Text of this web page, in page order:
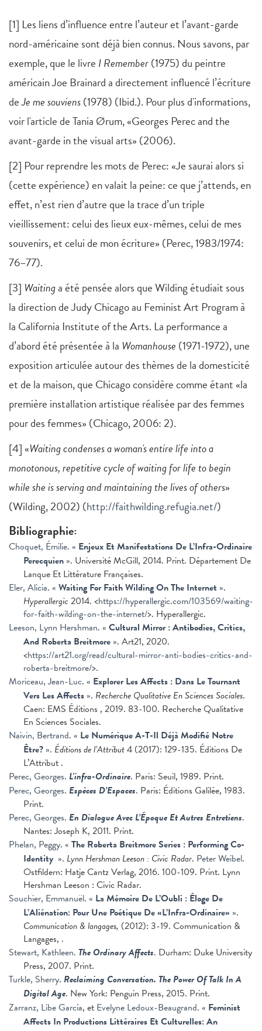
[1] Les liens d’influence entre l’auteur et l’avant-garde
nord-américaine sont déjà bien connus. Nous savons, par
exemple, que le livre I Remember(1975) du peintre
américain Joe Brainard a directement influencé l’écriture
deJe me souviens(1978) (Ibid.). Pour plus d'informations,
voir l'article de Tania Ørum, «Georges Perec and the
avant-garde in the visual arts» (2006).
[2] Pour reprendre les mots de Perec: «Je saurai alors si
(cette expérience) en valait la peine: ce que j’attends, en
effet, n’est rien d’autre que la trace d’un triple
vieillissement: celui des lieux eux-mêmes, celui de mes
souvenirs, et celui de mon écriture» (Perec, 1983/1974:
76–77).
[3] Waitinga été pensée alors que Wilding étudiait sous
la direction de Judy Chicago au Feminist Art Program à
la California Institute of the Arts. La performance a
d’abord été présentée à la Womanhouse (1971-1972), une
exposition articulée autour des thèmes de la domesticité
et de la maison, que Chicago considère comme étant «la
première installation artistique réalisée par des femmes
pour des femmes» (Chicago, 2006: 2).
[4] «Waiting condenses a woman's entire life into a
monotonous, repetitive cycle of waiting for life to begin
while she is serving and maintaining the lives of others»
(Wilding, 2002) (http://faithwilding.refugia.net/)
Bibliographie:
Choquet, Émilie. « Enjeux Et Manifestations De L’Infra-Ordinaire
Perecquien ». Université McGill, 2014. Print. Département De
Lanque Et Littérature Françaises.
Eler, Alicia. « Waiting For Faith Wilding On The Internet ».
Hyperallergic 2014. <https://hyperallergic.com/103569/waiting-
for-faith-wilding-on-the-internet/>. Hyperallergic.
Leeson, Lynn Hershman. « Cultural Mirror : Antibodies, Critics,
And Roberta Breitmore ». Art21, 2020.
<https://art21.org/read/cultural-mirror-anti-bodies-critics-and-
roberta-breitmore/>.
Moriceau, Jean-Luc. « Explorer Les Affects : Dans Le Tournant
Vers Les Affects ». Recherche Qualitative En Sciences Sociales.
Caen: EMS Éditions , 2019. 83-100. Recherche Qualitative
En Sciences Sociales.
Naivin, Bertrand. « Le Numérique A-T-Il Déjà Modifié Notre
Être? ». Éditions de l’Attribut4 (2017): 129-135. Éditions De
L’Attribut .
Perec, Georges. L'infra-Ordinaire. Paris: Seuil, 1989. Print.
Perec, Georges. Espèces D’Espaces. Paris: Éditions Galilée, 1983.
Print.
Perec, Georges. En Dialogue Avec L’Époque Et Autres Entretiens.
Nantes: Joseph K, 2011. Print.
Phelan, Peggy. « The Roberta Breitmore Series : Performing Co-
Identity ». Lynn Hershman Leeson : Civic Radar. Peter Weibel.
Ostfildern: Hatje Cantz Verlag, 2016. 100-109. Print. Lynn
Hershman Leeson : Civic Radar.
Souchier, Emmanuël. « La Mémoire De L’Oubli : Éloge De
L’Aliénation: Pour Une Poétique De «L’Infra-Ordinaire» ».
Communication & langages, (2012): 3-19. Communication &
Langages, .
Stewart, Kathleen. The Ordinary Affects. Durham: Duke University
Press, 2007. Print.
Turkle, Sherry. Reclaiming Conversation. The Power Of Talk In A
Digital Age. New York: Penguin Press, 2015. Print.
Zarranz, Libe García, et Evelyne Ledoux-Beaugrand. « Feminist
Affects In Productions Littéraires Et Culturelles: An